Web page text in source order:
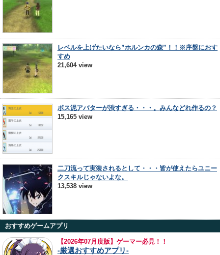
レベルを上げたいなら”ホルンカの森”！！※序盤におす
すめ
21,604 view
ボス泥アバターが渋すぎる・・・。みんなどれ作るの？
15,165 view
二刀流って実装されるとして・・・皆が使えたらユニー
クスキルじゃないよな。
13,538 view
おすすめゲームアプリ
【2026年07月度版】ゲーマー必見！！
-厳選おすすめアプリ-